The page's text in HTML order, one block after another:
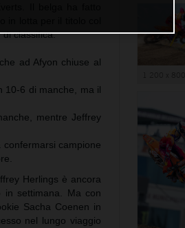
di classifica.
ad Afyon chiuse al
10-6 di manche, ma il
mentre Jeffrey
campione
Herlings è ancora
settimana. Ma con
Sacha Coenen in
nel lungo viaggio